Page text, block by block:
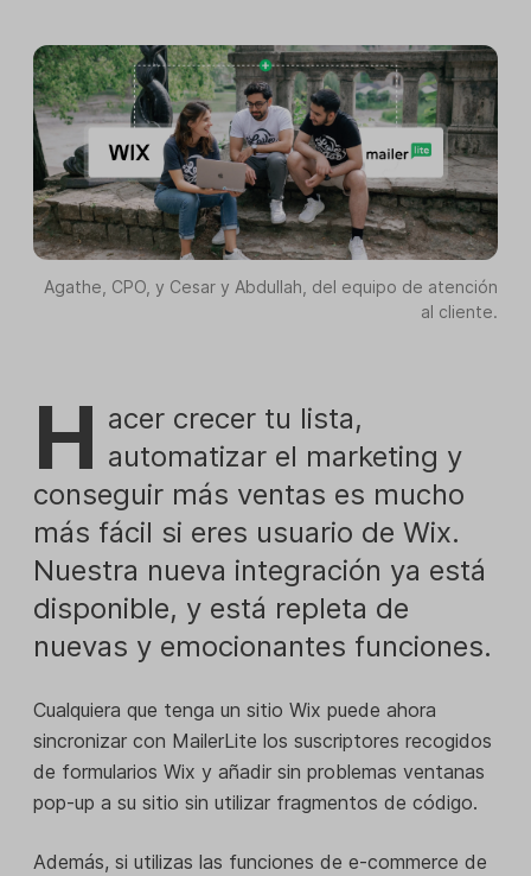
Agathe, CPO, y Cesar y Abdullah, del equipo de atención
al cliente.
H acer crecer tu lista,
automatizar el marketing y
conseguir más ventas es mucho
más fácil si eres usuario de Wix.
Nuestra nueva integración ya está
disponible, y está repleta de
nuevas y emocionantes funciones.
Cualquiera que tenga un sitio Wix puede ahora
sincronizar con MailerLite los suscriptores recogidos
de formularios Wix y añadir sin problemas ventanas
pop-up a su sitio sin utilizar fragmentos de código.
Además, si utilizas las funciones de e-commerce de